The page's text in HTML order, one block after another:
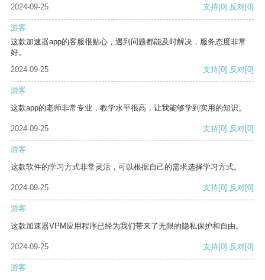
2024-09-25
支持[0] 反对[0]
游客
这款加速器app的客服很贴心，遇到问题都能及时解决，服务态度非常
好。
2024-09-25
支持[0] 反对[0]
游客
这款app的老师非常专业，教学水平很高，让我能够学到实用的知识。
2024-09-25 支持[0] 反对[0]
游客
这款软件的学习方式非常灵活，可以根据自己的需求选择学习方式。
2024-09-25 支持[0] 反对[0]
游客
这款加速器VPM应用程序已经为我们带来了无限的隐私保护和自由。
2024-09-25 支持[0] 反对[0]
游客